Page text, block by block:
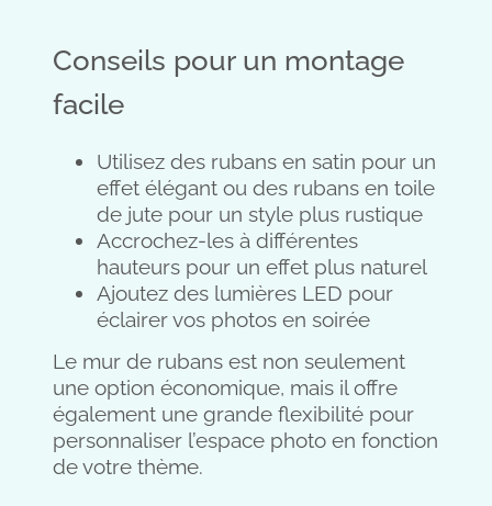
Conseils pour un montage
facile
Utilisez des rubans en satin pour un
effet élégant ou des rubans en toile
de jute pour un style plus rustique
Accrochez-les à différentes
hauteurs pour un effet plus naturel
Ajoutez des lumières LED pour
éclairer vos photos en soirée
Le mur de rubans est non seulement
une option économique, mais il offre
également une grande flexibilité pour
personnaliser l’espace photo en fonction
de votre thème.